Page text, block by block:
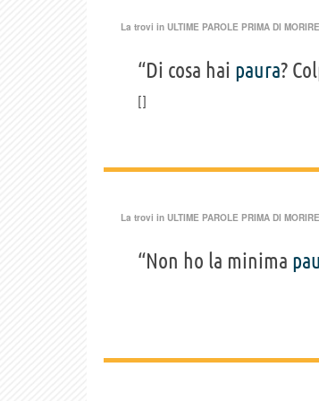
La trovi in ULTIME PAROLE PRIMA DI MORIRE
“Di cosa hai paura?
La trovi in ULTIME PAROLE PRIMA DI MORIRE
“Non ho la minima